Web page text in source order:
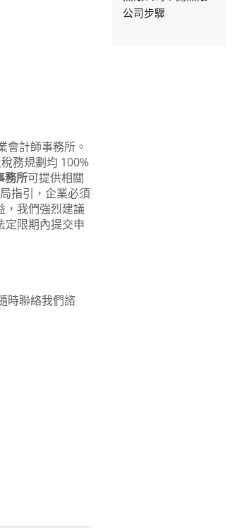
會計師事務所。
務規劃均 100%
務所可提供相關
指引，企業必須
，我們強烈建議
定限期內提交申
時聯絡我們諮
公司步驟